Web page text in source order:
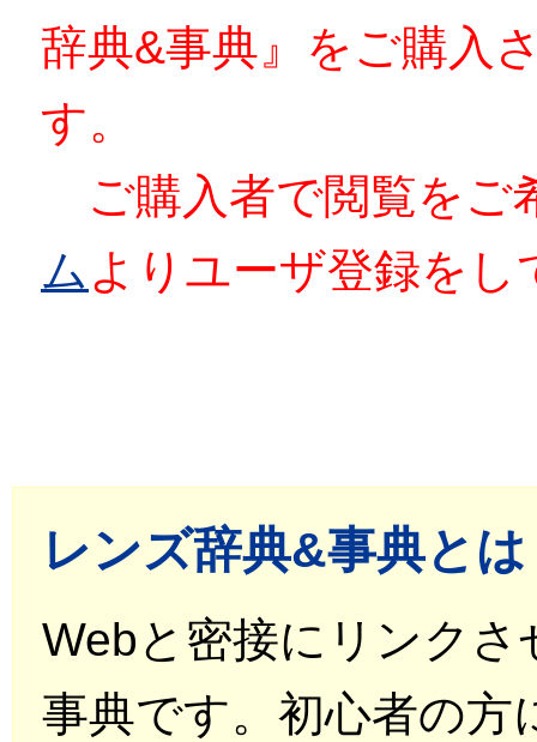
辞典&事典』をご購入
す。
ご購入者で閲覧をご
ム よりユーザ登録をし
レンズ辞典&事典と
Webと密接にリンク
事典です。初心者の方